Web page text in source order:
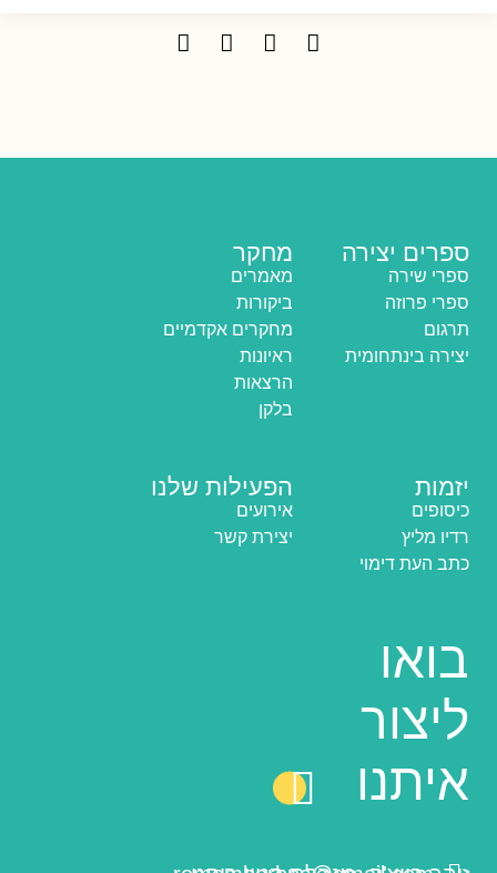
ספרים יצירה
ספרי שירה
ספרי פרוזה
תרגום
יצירה בינתחומית
מחקר
מאמרים
ביקורות
מחקרים אקדמיים
ראיונות
הרצאות
בלקן
יזמות
כיסופים
רדיו מליץ
כתב העת דימוי
הפעילות שלנו
אירועים
יצירת קשר
בואו
ליצור
איתנו